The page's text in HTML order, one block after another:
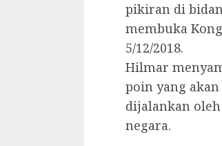
pikiran di
membuka
5/12/2018.
Hilmar
poin yang
dijalankan
negara.